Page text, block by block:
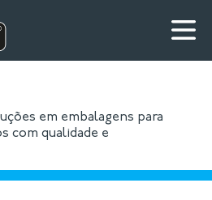
em embalagens para
com qualidade e